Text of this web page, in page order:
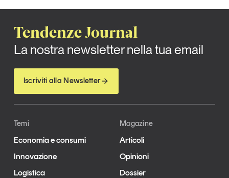
Tendenze Journal
La nostra newsletter nella tua email
Iscriviti alla Newsletter
Temi
Economia e consumi
Innovazione
Logistica
Magazine
Articoli
Opinioni
Dossier